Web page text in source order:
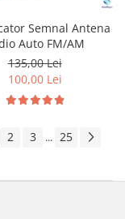
Semnal Antena
Auto FM/AM
135,00 Lei
100,00 Lei
2 3 ... 25